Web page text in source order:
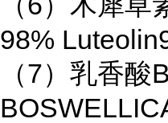
98%
（7）乳香酸